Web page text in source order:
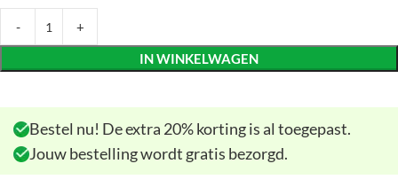
IN WINKELWAGEN
Bestel nu! De extra 20% korting is al toegepast.
Jouw bestelling wordt gratis bezorgd.